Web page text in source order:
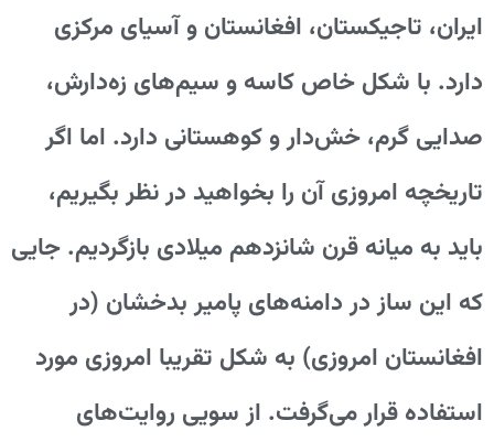
ایران، تاجیکستان، افغانستان و آسیای مرکزی
دارد. با شکل خاص کاسه و سیم‌های زه‌دارش،
صدایی گرم، خش‌دار و کوهستانی دارد. اما اگر
تاریخچه امروزی آن را بخواهید در نظر بگیریم،
باید به میانه قرن شانزدهم میلادی بازگردیم. جایی
که این ساز در دامنه‌های پامیر بدخشان (در
افغانستان امروزی) به شکل تقریبا امروزی مورد
استفاده قرار می‌گرفت. از سویی روایت‌های